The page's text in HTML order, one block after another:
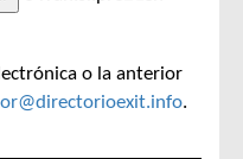
o la anterior
.